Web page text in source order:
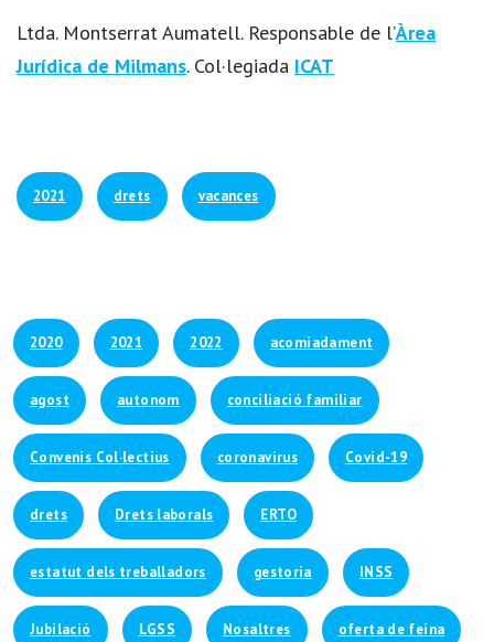
Ltda. Montserrat Aumatell. Responsable de l’Àrea
Jurídica de Milmans. Col·legiada ICAT
2021 drets vacances
2020 2021 2022 acomiadament
agost autonom conciliació familiar
Convenis Col·lectius coronavirus Covid-19
drets Drets laborals ERTO
estatut dels treballadors gestoria INSS
Jubilació LGSS Nosaltres oferta de feina